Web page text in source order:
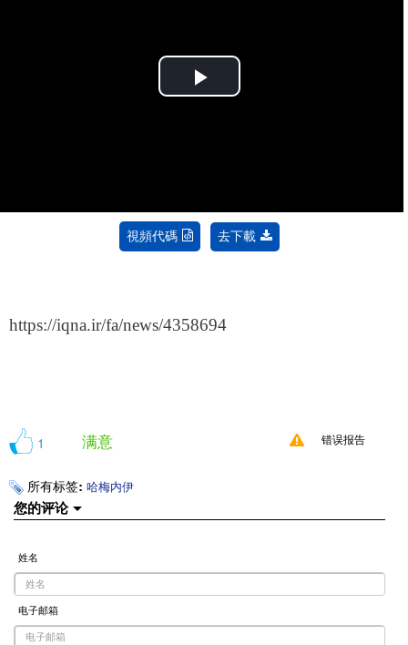
Play
視頻代碼 去下載
https://iqna.ir/fa/news/4358694
1 满意 错误报告
所有标签: 哈梅内伊
您的评论
姓名
电子邮箱